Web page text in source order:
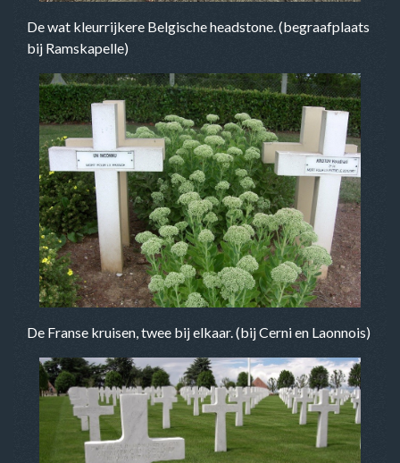
De wat kleurrijkere Belgische headstone. (begraafplaats
bij Ramskapelle)
De Franse kruisen, twee bij elkaar. (bij Cerni en Laonnois)